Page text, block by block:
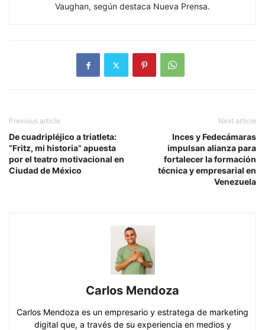
Vaughan, según destaca Nueva Prensa.
Previous article
De cuadripléjico a triatleta:
“Fritz, mi historia” apuesta
por el teatro motivacional en
Ciudad de México
Next article
Inces y Fedecámaras
impulsan alianza para
fortalecer la formación
técnica y empresarial en
Venezuela
Carlos Mendoza
Carlos Mendoza es un empresario y estratega de marketing
digital que, a través de su experiencia en medios y